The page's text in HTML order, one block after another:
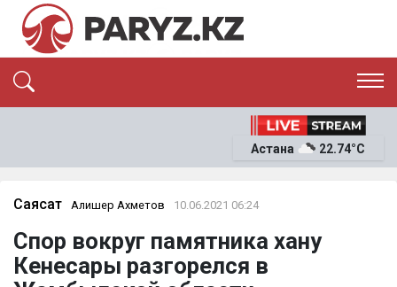
ЭКОНОМИКА
ОҚИҒА
News
Астана 22.74°C
Саясат Алишер Ахметов 10.06.2021 06:24
Спор вокруг памятника хану
Кенесары разгорелся в